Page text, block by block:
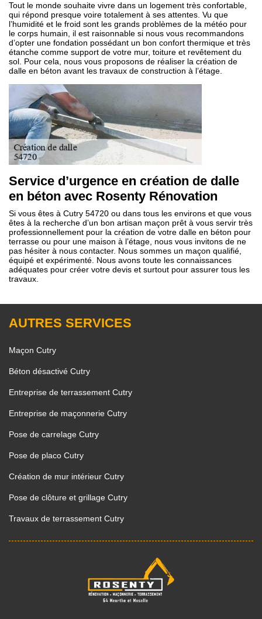
Tout le monde souhaite vivre dans un logement très confortable,
qui répond presque voire totalement à ses attentes. Vu que
l’humidité et le froid sont les grands problèmes de la météo pour
le corps humain, il est raisonnable si nous vous recommandons
d’opter une fondation possédant un bon confort thermique et très
étanche comme support de votre mur, toiture et revêtement du
sol. Pour cela, nous vous proposons de réaliser la création de
dalle en béton avant les travaux de construction à l’étage.
Service d’urgence en création de dalle
en béton avec Rosenty Rénovation
Si vous êtes à Cutry 54720 ou dans tous les environs et que vous
êtes à la recherche d’un bon artisan maçon prêt à vous servir très
professionnellement pour la création de votre dalle en béton pour
terrasse ou pour une maison à l’étage, nous vous invitons de ne
pas hésiter à nous contacter. Nous sommes un maçon qualifié,
équipé et expérimenté. Nous avons toute les connaissances
adéquates pour créer votre devis et surtout pour assurer tous les
travaux.
AUTRES SERVICES
Maçon Cutry
Béton désactivé Cutry
Entreprise de terrassement Cutry
Entreprise de maçonnerie Cutry
Pose de carrelage Cutry
Pose de placo Cutry
Création de mur intérieur Cutry
Pose de clôture et grillage Cutry
Travaux de terrassement Cutry